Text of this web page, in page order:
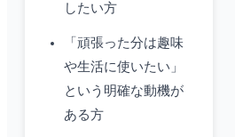
したい方
「頑張った分は趣味
や生活に使いたい」
という明確な動機が
ある方